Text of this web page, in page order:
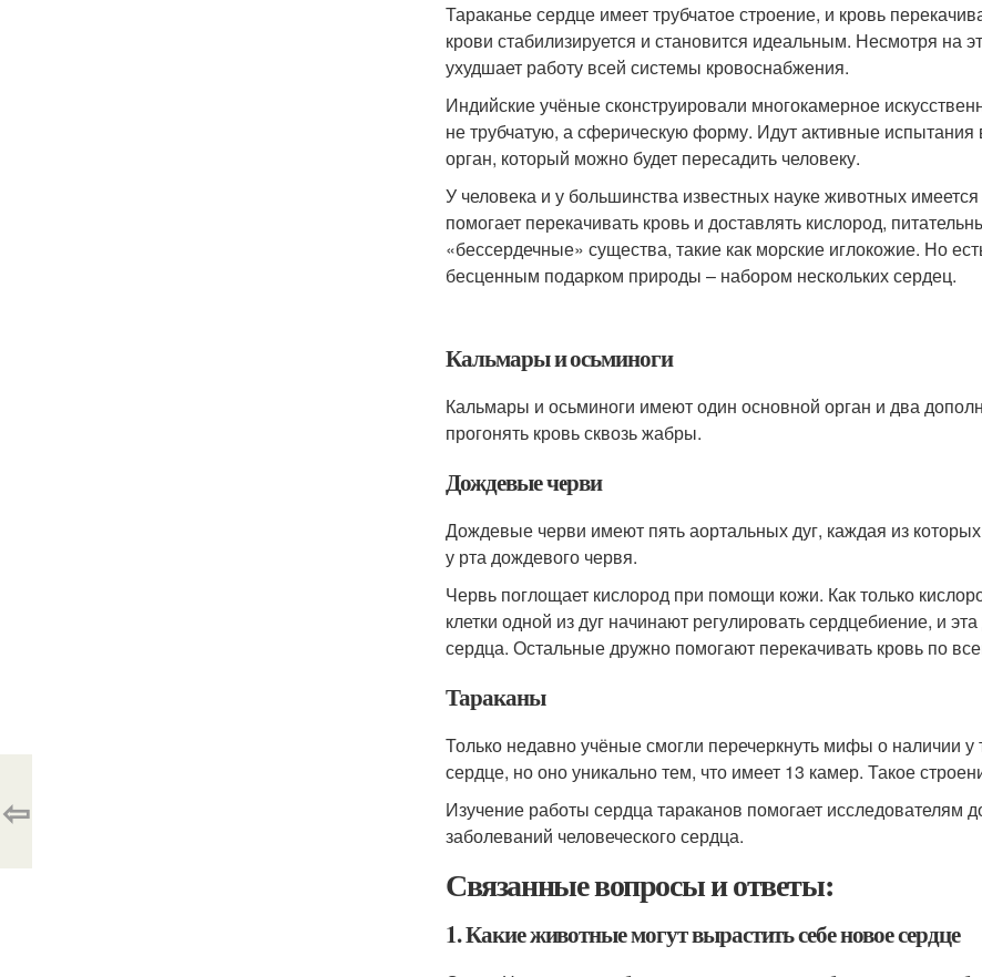
Тараканье сердце имеет трубчатое строение, и кровь
крови стабилизируется и становится идеальным. Несмотря на
ухудшает работу всей системы кровоснабжения.
Индийские учёные сконструировали многокамерное
не трубчатую, а сферическую форму. Идут активные
орган, который можно будет пересадить человеку.
У человека и у большинства известных науке животных
помогает перекачивать кровь и доставлять кислород,
«бессердечные» существа, такие как морские иглокожие. Но
бесценным подарком природы – набором нескольких сердец.
Кальмары и осьминоги
Кальмары и осьминоги имеют один основной орган и два
прогонять кровь сквозь жабры.
Дождевые черви
Дождевые черви имеют пять аортальных дуг, каждая из
у рта дождевого червя.
Червь поглощает кислород при помощи кожи. Как только
клетки одной из дуг начинают регулировать сердцебиение, и
сердца. Остальные дружно помогают перекачивать кровь по
Тараканы
Только недавно учёные смогли перечеркнуть мифы о наличии
сердце, но оно уникально тем, что имеет 13 камер. Такое
Изучение работы сердца тараканов помогает исследователям
заболеваний человеческого сердца.
Связанные вопросы и ответы:
1. Какие животные могут вырастить себе новое сердце
⇦